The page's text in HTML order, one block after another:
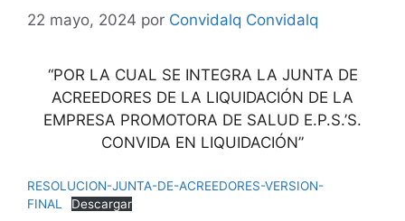
22 mayo, 2024 por Convidalq Convidalq
“POR LA CUAL SE INTEGRA LA JUNTA DE
ACREEDORES DE LA LIQUIDACIÓN DE LA
EMPRESA PROMOTORA DE SALUD E.P.S.’S.
CONVIDA EN LIQUIDACIÓN”
RESOLUCION-JUNTA-DE-ACREEDORES-VERSION-
FINAL
Descargar